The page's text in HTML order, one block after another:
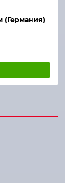
(Германия)